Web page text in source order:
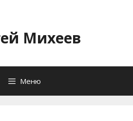
Михеев
Меню